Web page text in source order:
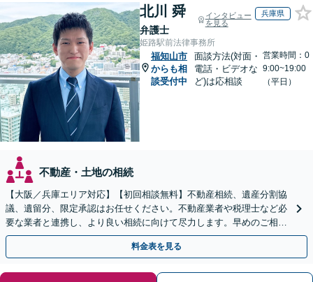
北川 舜
弁護士
インタビュー
を見る
兵庫県
姫路駅前法律事務所
福知山市
からも相
談受付中
面談方法(対面・
電話・ビデオな
ど)は応相談
営業時間：0
9:00~19:00
（平日）
不動産・土地の相続
【大阪／兵庫エリア対応】【初回相談無料】不動産相続、遺産分割協
議、遺留分、限定承認はお任せください。不動産業者や税理士など必
要な業者と連携し、より良い相続に向けて尽力します。早めのご相談
が複雑化を防ぐカギとなります【休日相談可】
料金表を見る